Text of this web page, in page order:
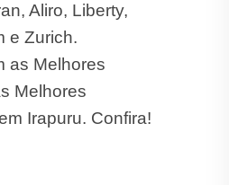
Aliro, Liberty,
e Zurich.
as Melhores
Melhores
Irapuru. Confira!